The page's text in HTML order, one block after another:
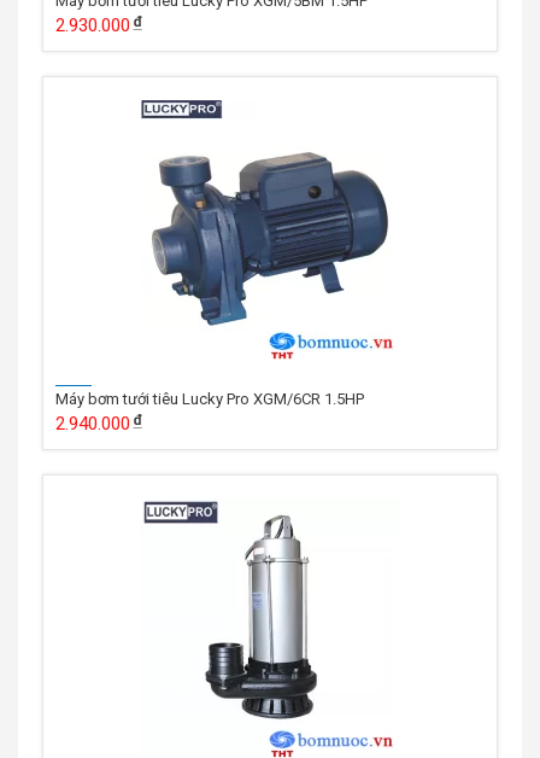
2.930.000
Máy bơm tưới tiêu Lucky Pro XGM/6CR 1.5HP
2.940.000